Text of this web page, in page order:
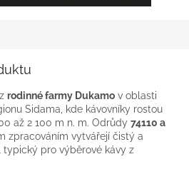
rodinné farmy Dukamo v oblasti
Sidama, kde kávovníky rostou
až 2 100 m n. m. Odrůdy 74110 a
zpracováním vytvářejí čistý a
pro výběrové kávy z